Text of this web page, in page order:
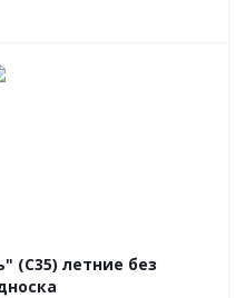
(С35) летние без